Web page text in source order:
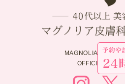
MAGNOLIA
OFFICIAL